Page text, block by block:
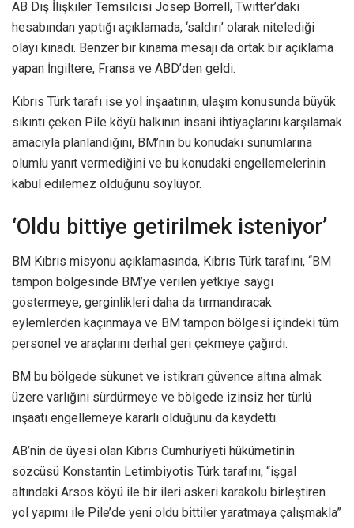
AB Dış İlişkiler Temsilcisi Josep Borrell, Twitter’daki
hesabından yaptığı açıklamada, ‘saldırı’ olarak nitelediği
olayı kınadı. Benzer bir kınama mesajı da ortak bir açıklama
yapan İngiltere, Fransa ve ABD’den geldi.
Kıbrıs Türk tarafı ise yol inşaatının, ulaşım konusunda büyük
sıkıntı çeken Pile köyü halkının insani ihtiyaçlarını karşılamak
amacıyla planlandığını, BM’nin bu konudaki sunumlarına
olumlu yanıt vermediğini ve bu konudaki engellemelerinin
kabul edilemez olduğunu söylüyor.
‘Oldu bittiye getirilmek isteniyor’
BM Kıbrıs misyonu açıklamasında, Kıbrıs Türk tarafını, “BM
tampon bölgesinde BM’ye verilen yetkiye saygı
göstermeye, gerginlikleri daha da tırmandıracak
eylemlerden kaçınmaya ve BM tampon bölgesi içindeki tüm
personel ve araçlarını derhal geri çekmeye çağırdı.
BM bu bölgede sükunet ve istikrarı güvence altına almak
üzere varlığını sürdürmeye ve bölgede izinsiz her türlü
inşaatı engellemeye kararlı olduğunu da kaydetti.
AB’nin de üyesi olan Kıbrıs Cumhuriyeti hükümetinin
sözcüsü Konstantin Letimbiyotis Türk tarafını, “işgal
altındaki Arsos köyü ile bir ileri askeri karakolu birleştiren
yol yapımı ile Pile’de yeni oldu bittiler yaratmaya çalışmakla”